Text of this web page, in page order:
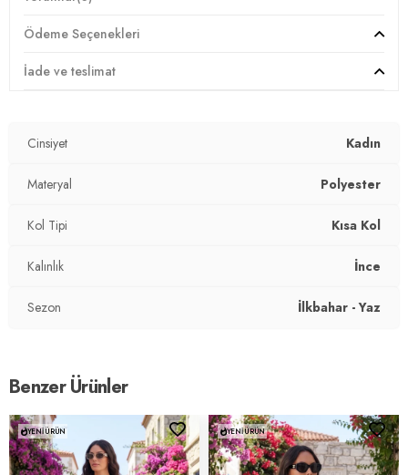
Kalıp Bilgisi :
Manken Ölçüsü :Boy : 1.78 cm / Göğüs : 89 cm / Bel : 63
cm / Basen : 92 cm / Beden : S
Ödeme Seçenekleri
İade ve teslimat
Cinsiyet Kadın
Materyal Polyester
Kol Tipi Kısa Kol
Kalınlık İnce
Sezon İlkbahar - Yaz
Benzer Ürünler
YENI ÜRÜN YENI ÜRÜN